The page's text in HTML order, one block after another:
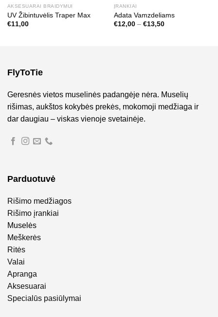
AKSESUARAI BRAIDYMUI
UV Žibintuvėlis Traper Max
€11,00
ĮRANKIAI
Adata Vamzdeliams
€12,00 – €13,50Price
FlyToTie
Geresnės vietos muselinės padangėje nėra. Muselių
rišimas, aukštos kokybės prekės, mokomoji medžiaga ir
dar daugiau – viskas vienoje svetainėje.
Parduotuvė
Rišimo medžiagos
Rišimo įrankiai
Muselės
Meškerės
Ritės
Valai
Apranga
Aksesuarai
Specialūs pasiūlymai